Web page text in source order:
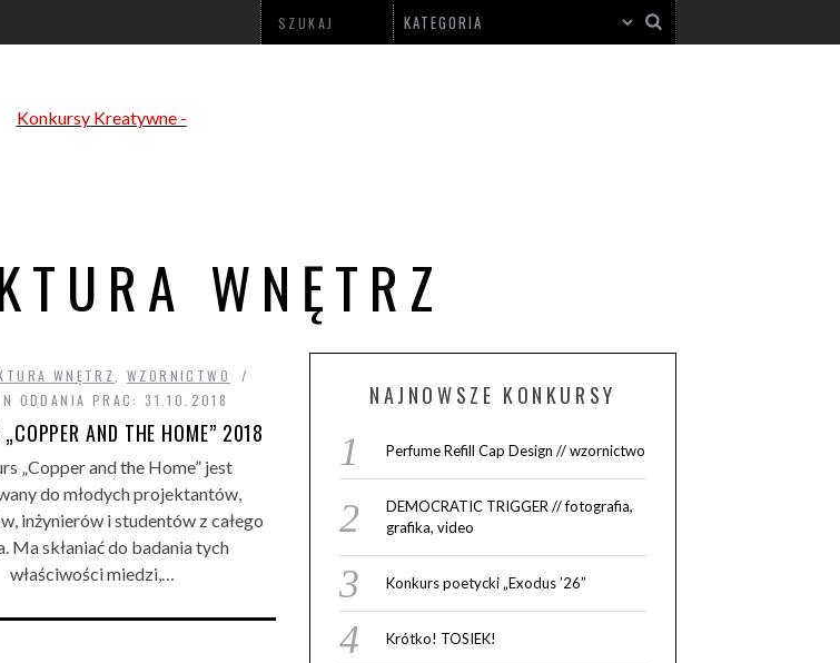
WNĘTRZ
WNĘTRZ
WZORNICTWO
ODDANIA PRAC: 31.10.2018
AND THE HOME” 2018
„Copper and the Home” jest
do młodych projektantów,
inżynierów i studentów z całego
Ma skłaniać do badania tych
właściwości miedzi,…
NAJNOWSZE KONKURSY
Perfume Refill Cap Design // wzornictwo
DEMOCRATIC TRIGGER // fotografia,
grafika, video
Konkurs poetycki „Exodus ’26”
Krótko! TOSIEK!